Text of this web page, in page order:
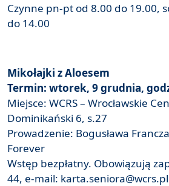
Czynne pn-pt od 8.00 do 19.00,
do 14.00
Mikołajki z Aloesem
Termin: wtorek, 9 grudnia,
Miejsce: WCRS – Wrocławskie
Dominikański 6, s.27
Prowadzenie: Bogusława
Forever
Wstęp bezpłatny. Obowiązują
44, e-mail: karta.seniora@wcrs.pl